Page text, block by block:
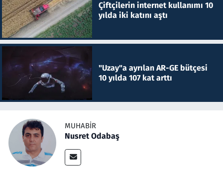
Çiftçilerin internet kullanımı 10
yılda iki katını aştı
"Uzay"a ayrılan AR-GE bütçesi
10 yılda 107 kat arttı
MUHABIR
Nusret Odabaş